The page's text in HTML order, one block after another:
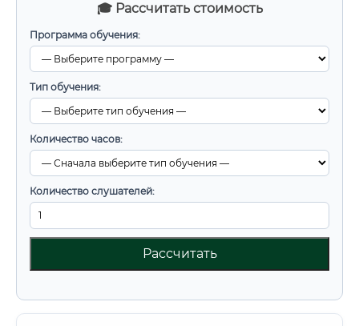
🎓 Рассчитать стоимость
Программа обучения:
Тип обучения:
Количество часов:
Количество слушателей:
Рассчитать